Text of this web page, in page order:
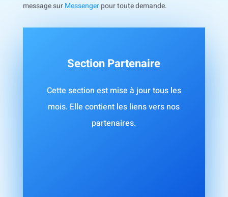
message sur Messenger pour toute demande.
Section Partenaire
Cette section est mise à jour tous les
mois. Elle contient les liens vers nos
partenaires.